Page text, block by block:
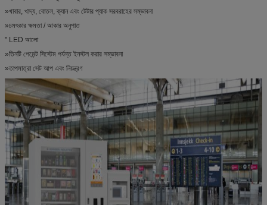
»খাবার, খাদ্য, বোতল, ক্যান এবং টেটার প্যাক সরবরাহের সম্ভাবনা
»চমৎকার ক্ষমতা / আকার অনুপাত
" LED আলো
»তিনটি পেমেন্ট সিস্টেম পর্যন্ত ইনস্টল করার সম্ভাবনা
»তাপমাত্রা সেট আপ এবং নিয়ন্ত্রণ